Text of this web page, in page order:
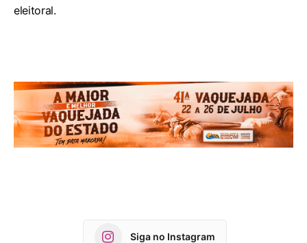
eleitoral.
Siga no Instagram